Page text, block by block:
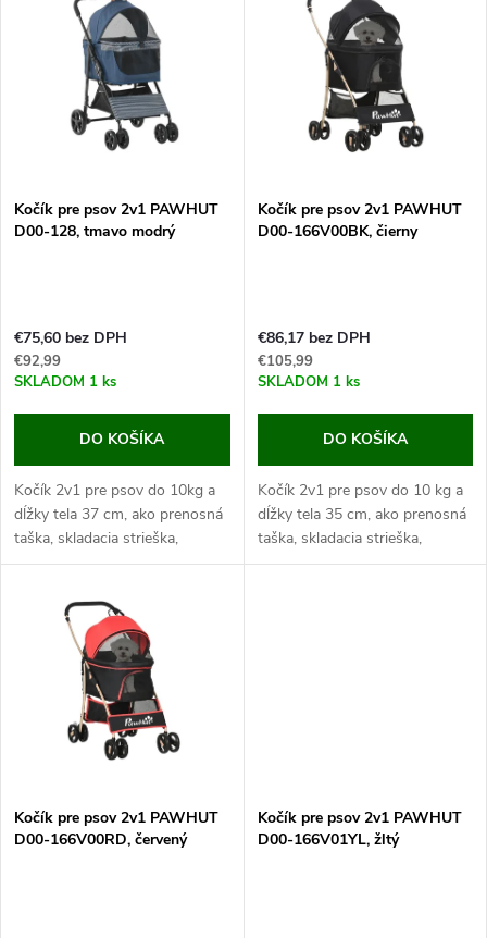
e
r
o
u
k
Najpredávanejšie
Abecedne
s
p
o
d
u
k
t
Kočík pre psov 2v1 PAWHUT
D00-128, tmavo modrý
€75,60 bez DPH
€92,99
SKLADOM 1 ks
DO KOŠÍKA
Kočík 2v1 pre psov do 10kg a
dĺžky tela 37 cm, ako prenosná
taška, skladacia strieška,
celkové rozmery 77,5x51x99,5
nemohúceho psa,...
Kočík pre psov 2v1 PAWHUT
D00-166V00BK, čierny
€86,17 bez DPH
€105,99
SKLADOM 1 ks
DO KOŠÍKA
Kočík 2v1 pre psov do 10 kg a
dĺžky tela 35 cm, ako prenosná
taška, skladacia strieška,
celkové rozmery 82 x 49,5 x 98
Kočík pre psov 2v1 PAWHUT
D00-166V00RD, červený
Kočík pre psov 2v1 PAWHUT
D00-166V01YL, žltý